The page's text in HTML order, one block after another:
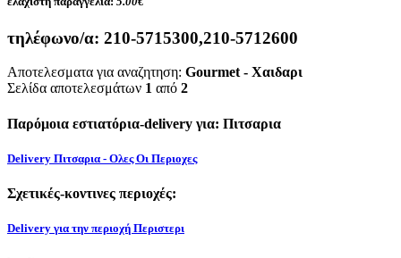
τηλέφωνο/α: 210-5715300,210-5712600
Αποτελεσματα για αναζητηση: Gourmet - Χαιδαρι
Σελίδα αποτελεσμάτων 1 από 2
Παρόμοια εστιατόρια-delivery για: Πιτσαρια
Delivery Πιτσαρια - Ολες Οι Περιοχες
Σχετικές-κοντινες περιοχές:
Delivery για την περιοχή Περιστερι